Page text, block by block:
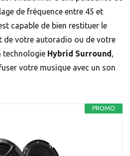
de fréquence entre 45 et
capable de bien restituer le
de votre autoradio ou de votre
technologie Hybrid Surround,
votre musique avec un son
PROMO